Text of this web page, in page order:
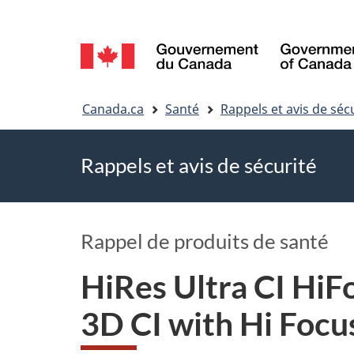
Sélection
de
la
Canada.ca Santé Rappels et avis de
Rappels et avis de sécurité
Rappel de produits de santé
HiRes Ultra CI
3D CI with Hi